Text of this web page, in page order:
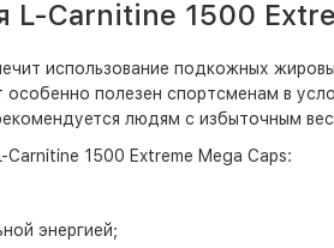
L-Carnitine 1500
использование подкожных
полезен спортсменам в
людям с избыточным
1500 Extreme Mega Caps:
энергией;